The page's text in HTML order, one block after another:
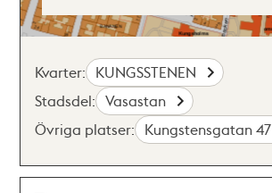
Kvarter: KUNGSSTENEN
Stadsdel: Vasastan
Övriga platser: Kungstensgatan 47